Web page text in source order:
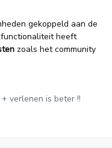
gekoppeld aan de
heeft
zoals het community
verlenen is beter !!